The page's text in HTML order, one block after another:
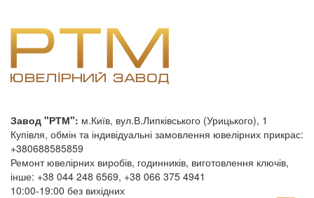
Завод "РТМ": м.Київ, вул.В.Липківського (Урицького), 1
Купівля, обмін та індивідуальні замовлення ювелірних прикрас:
+380688585859
Ремонт ювелірних виробів, годинників, виготовлення ключів,
інше: +38 044 248 6569, +38 066 375 4941
10:00-19:00 без вихідних